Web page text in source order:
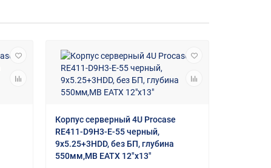
Корпус серверный 4U Procase
RE411-D9H3-E-55 черный,
9x5.25+3HDD, без БП, глубина
550мм,MB EATX 12"x13"